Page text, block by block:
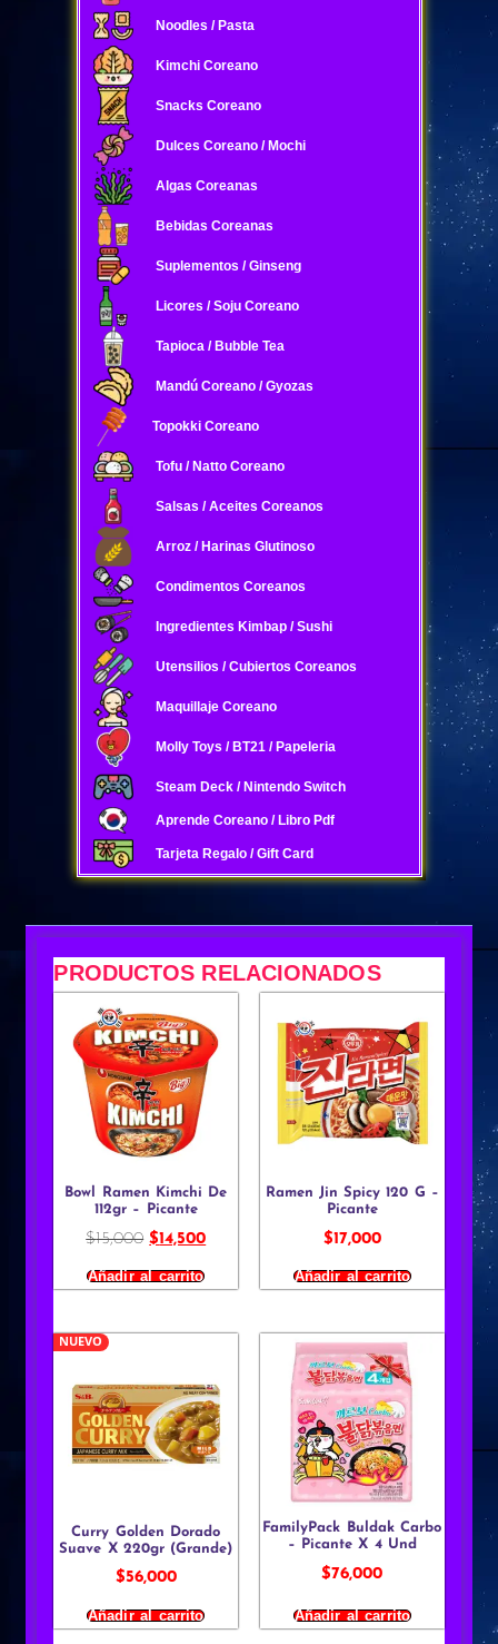
Noodles / Pasta
Kimchi Coreano
Snacks Coreano
Dulces Coreano / Mochi
Algas Coreanas
Bebidas Coreanas
Suplementos / Ginseng
Licores / Soju Coreano
Tapioca / Bubble Tea
Mandú Coreano / Gyozas
Topokki Coreano
Tofu / Natto Coreano
Salsas / Aceites Coreanos
Arroz / Harinas Glutinoso
Condimentos Coreanos
Ingredientes Kimbap / Sushi
Utensilios / Cubiertos Coreanos
Maquillaje Coreano
Molly Toys / BT21 / Papeleria
Steam Deck / Nintendo Switch
Aprende Coreano / Libro Pdf
Tarjeta Regalo / Gift Card
PRODUCTOS RELACIONADOS
Bowl Ramen Kimchi De
112gr – Picante
$15,000 $14,500
Añadir al carrito
Ramen Jin Spicy 120 G –
Picante
$17,000
Añadir al carrito
NUEVO
Curry Golden Dorado
Suave X 220gr (Grande)
$56,000
Añadir al carrito
FamilyPack Buldak Carbo
– Picante X 4 Und
$76,000
Añadir al carrito